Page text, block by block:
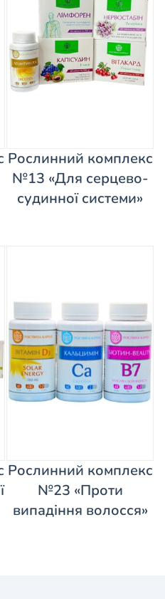
Рослинний комплекс
№13 «Для серцево-
судинної системи»
Рослинний комплекс
№23 «Проти
випадіння волосся»